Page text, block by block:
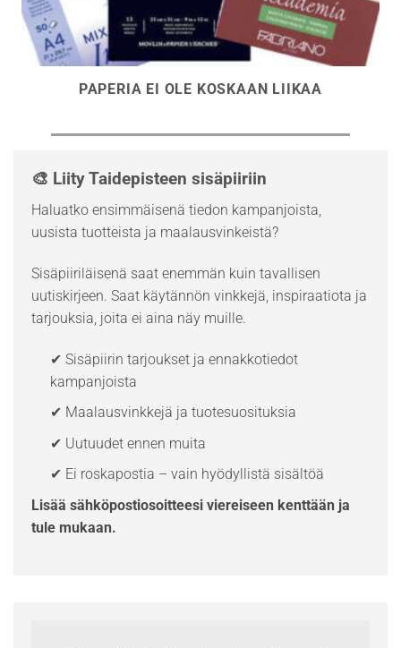
PAPERIA EI OLE KOSKAAN LIIKAA
🎨 Liity Taidepisteen sisäpiiriin
Haluatko ensimmäisenä tiedon kampanjoista,
uusista tuotteista ja maalausvinkeistä?
Sisäpiiriläisenä saat enemmän kuin tavallisen
uutiskirjeen. Saat käytännön vinkkejä, inspiraatiota ja
tarjouksia, joita ei aina näy muille.
✔ Sisäpiirin tarjoukset ja ennakkotiedot
kampanjoista
✔ Maalausvinkkejä ja tuotesuosituksia
✔ Uutuudet ennen muita
✔ Ei roskapostia – vain hyödyllistä sisältöä
Lisää sähköpostiosoitteesi viereiseen kenttään ja
tule mukaan.